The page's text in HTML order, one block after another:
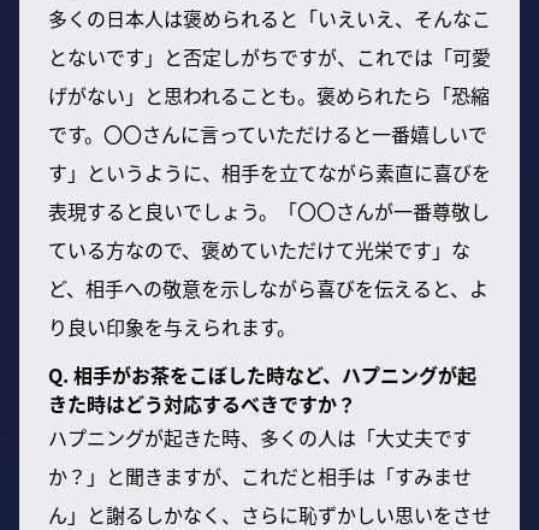
多くの日本人は褒められると「いえいえ、そんなこ
とないです」と否定しがちですが、これでは「可愛
げがない」と思われることも。褒められたら「恐縮
です。〇〇さんに言っていただけると一番嬉しいで
す」というように、相手を立てながら素直に喜びを
表現すると良いでしょう。「〇〇さんが一番尊敬し
ている方なので、褒めていただけて光栄です」な
ど、相手への敬意を示しながら喜びを伝えると、よ
り良い印象を与えられます。
Q. 相手がお茶をこぼした時など、ハプニングが起
きた時はどう対応するべきですか？
ハプニングが起きた時、多くの人は「大丈夫です
か？」と聞きますが、これだと相手は「すみませ
ん」と謝るしかなく、さらに恥ずかしい思いをさせ